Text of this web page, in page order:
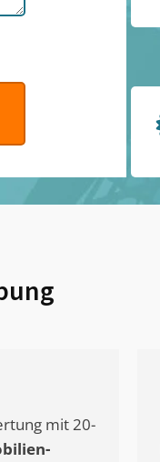
mit 20-